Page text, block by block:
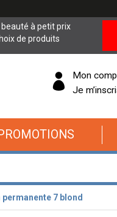
beauté à petit prix
de produits
Mon
Je
7 blond